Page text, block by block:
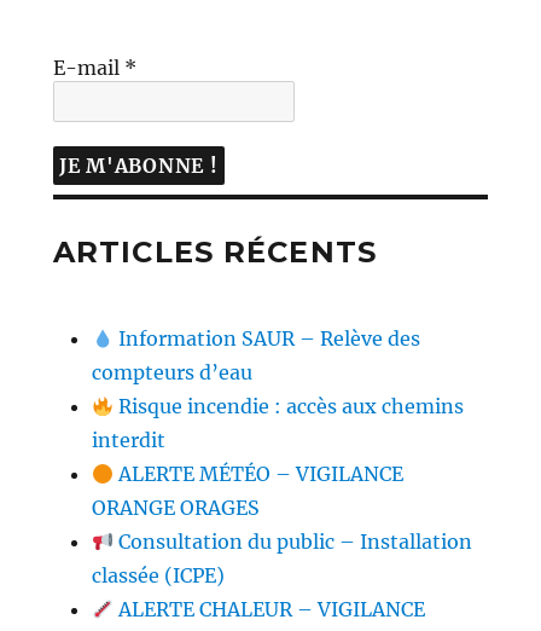
E-mail *
ARTICLES RÉCENTS
Information SAUR – Relève des
compteurs d’eau
Risque incendie : accès aux chemins
interdit
ALERTE MÉTÉO – VIGILANCE
ORANGE ORAGES
Consultation du public – Installation
classée (ICPE)
ALERTE CHALEUR – VIGILANCE